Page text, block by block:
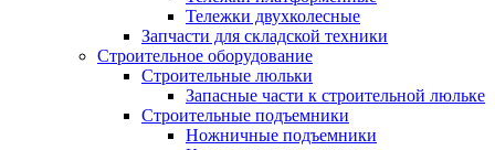
Тележки двухколесные
Запчасти для складской техники
Строительное оборудование
Строительные люльки
Запасные части к строительной люльке
Строительные подъемники
Ножничные подъемники